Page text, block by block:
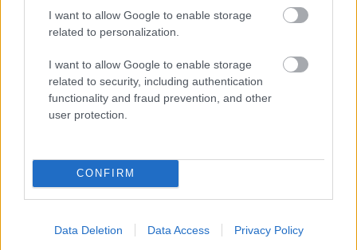
I want to allow Google to enable storage
related to personalization.
I want to allow Google to enable storage
related to security, including authentication
functionality and fraud prevention, and other
user protection.
CONFIRM
Data Deletion Data Access Privacy Policy
La temporada pasada ya salió cedido en invierno al Real
verdiblanco, disputando un total de 15 partidos (7 como
titular) en los que anotó un gol.
Borja Iglesias (Betis, delantero, 2.410.000, 29 puntos)
de Pellegrini al banquillo verdiblanco, pero no ha cumplido
con las expectativas y últimamente apenas está contando
siendo titular en cuatro de ellos.